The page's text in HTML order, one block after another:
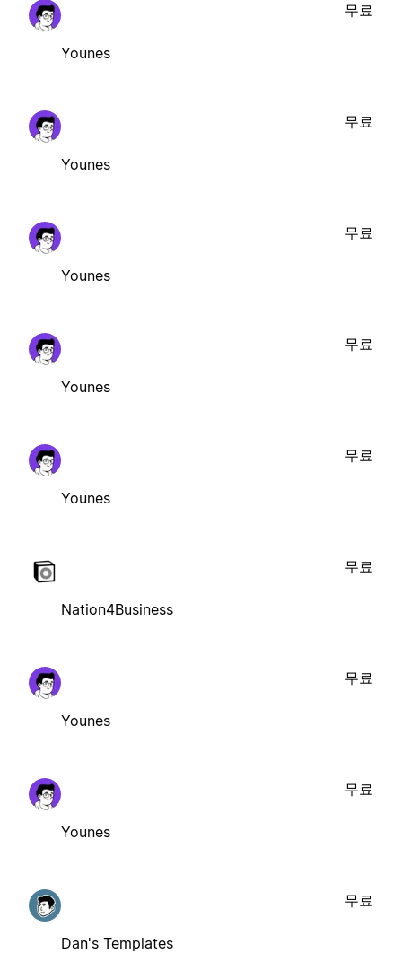
Younes
무료
Younes
무료
Younes
무료
Younes
무료
Younes
무료
Nation4Business
무료
Younes
무료
Younes
무료
Dan's Templates
무료